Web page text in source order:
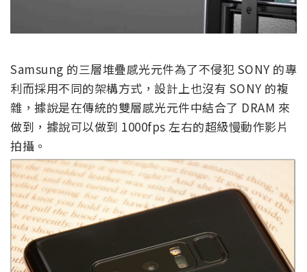
Samsung 的三層堆疊感光元件為了不侵犯 SONY 的專
利而採用不同的架構方式，設計上也沒有 SONY 的複
雜，據說是在傳統的雙層感光元件中結合了 DRAM 來
做到，據說可以做到 1000fps 左右的超級慢動作影片
拍攝。